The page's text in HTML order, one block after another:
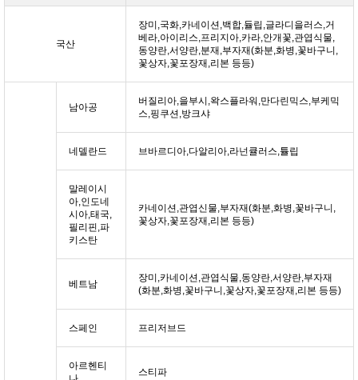
국산
장미,국화,카네이션,백합,듈립,글라디을러스,거
베라,아이리스,프리지아,카라,안개꽃,관엽식물,
동양란,서양란,분재,부자재(화분,화병,꽃바구니,
꽃상자,꽃포장재,리본 등등)
남아공
버질리아,을부시,왁스플라워,만다린믹스,부케믹
스,핑쿠션,방크샤
네델란드 브바르디아,다알리아,라넌큘러스,튤립
말레이시
아,인도네
시아,태국,
필리핀,파
키스탄
카네이션,관엽신물,부자재(화분,화병,꽃바구니,
꽃상자,꽃포장재,리본 등등)
베트남
장미,카네이션,관엽식물,동양란,서양란,부자재
(화분,화병,꽃바구니,꽃상자,꽃포장재,리본 등등)
스페인 프리저브드
아르헨티
스티파